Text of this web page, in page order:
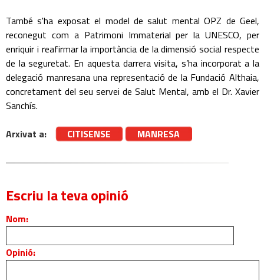
També s'ha exposat el model de salut mental OPZ de Geel,
reconegut com a Patrimoni Immaterial per la UNESCO, per
enriquir i reafirmar la importància de la dimensió social respecte
de la seguretat. En aquesta darrera visita, s’ha incorporat a la
delegació manresana una representació de la Fundació Althaia,
concretament del seu servei de Salut Mental, amb el Dr. Xavier
Sanchís.
Arxivat a:
CITISENSE MANRESA
Escriu la teva opinió
Nom:
Opinió: